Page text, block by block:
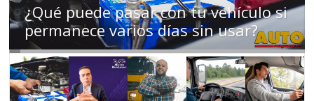
si
Campaña busca cambiar
los motociclistas en la